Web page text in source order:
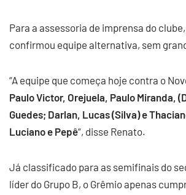
Para a assessoria de imprensa do
confirmou equipe alternativa, sem
“A equipe que começa hoje contra o
Paulo Victor, Orejuela, Paulo Miranda,
Guedes; Darlan, Lucas (Silva) e
Luciano e Pepê“, disse Renato.
Já classificado para as semifinais do
líder do Grupo B, o Grêmio apenas